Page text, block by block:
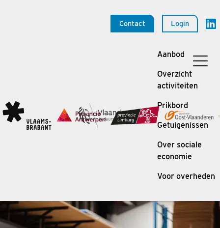
Contact Login
Aanbod
Overzicht
activiteiten
Prikbord
Getuigenissen
Over sociale
economie
Voor overheden